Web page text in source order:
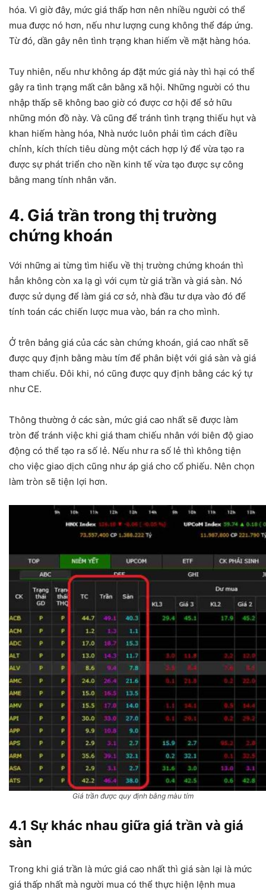
hóa. Vì giờ đây, mức giá thấp hơn nên nhiều người có thể
mua được nó hơn, nếu như lượng cung không thể đáp ứng.
Từ đó, dần gây nên tình trạng khan hiếm về mặt hàng hóa.
Tuy nhiên, nếu như không áp đặt mức giá này thì hại có thể
gây ra tình trạng mất cân bằng xã hội. Những người có thu
nhập thấp sẽ không bao giờ có được cơ hội để sở hữu
những món đồ này. Và cũng để tránh tình trạng thiếu hụt và
khan hiếm hàng hóa, Nhà nước luôn phải tìm cách điều
chỉnh, kích thích tiêu dùng một cách hợp lý để vừa tạo ra
được sự phát triển cho nền kinh tế vừa tạo được sự công
bằng mang tính nhân văn.
4. Giá trần trong thị trường
chứng khoán
Với những ai từng tìm hiểu về thị trường chứng khoán thì
hẳn không còn xa lạ gì với cụm từ giá trần và giá sàn. Nó
được sử dụng để làm giá cơ sở, nhà đầu tư dựa vào đó để
tính toán các chiến lược mua vào, bán ra cho mình.
Ở trên bảng giá của các sàn chứng khoán, giá cao nhất sẽ
được quy định bằng màu tím để phân biệt với giá sàn và giá
tham chiếu. Đôi khi, nó cũng được quy định bằng các ký tự
như CE.
Thông thường ở các sàn, mức giá cao nhất sẽ được làm
tròn để tránh việc khi giá tham chiếu nhân với biên độ giao
động có thể tạo ra số lẻ. Nếu như ra số lẻ thì không tiện
cho việc giao dịch cũng như áp giá cho cổ phiếu. Nên chọn
làm tròn sẽ tiện lợi hơn.
Giá trần được quy định bằng màu tím
4.1 Sự khác nhau giữa giá trần và giá
sàn
Trong khi giá trần là mức giá cao nhất thì giá sàn lại là mức
giá thấp nhất mà người mua có thể thực hiện lệnh mua